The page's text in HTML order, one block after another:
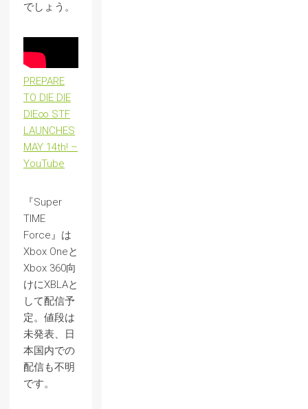
でしょう。
PREPARE
TO DIE DIE
DIE∞ STF
LAUNCHES
MAY 14th! –
YouTube
『Super
TIME
Force』は
Xbox Oneと
Xbox 360向
けにXBLAと
して配信予
定。値段は
未発表、日
本国内での
配信も不明
です。